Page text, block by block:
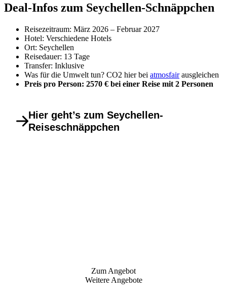
Deal-Infos zum Seychellen-Schnäppchen
Reisezeitraum: März 2026 – Februar 2027
Hotel: Verschiedene Hotels
Ort: Seychellen
Reisedauer: 13 Tage
Transfer: Inklusive
Was für die Umwelt tun? CO2 hier bei atmosfairausgleichen
Preis pro Person: 2570 € bei einer Reise mit 2 Personen
Hier geht’s zum Seychellen-
Reiseschnäppchen
Zum Angebot
Weitere Angebote